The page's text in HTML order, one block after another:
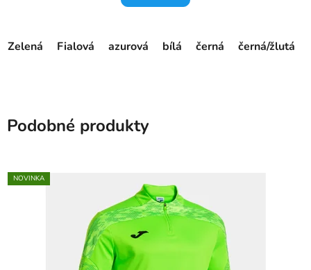
Zelená Fialová azurová bílá černá černá/žlutá
Podobné produkty
NOVINKA